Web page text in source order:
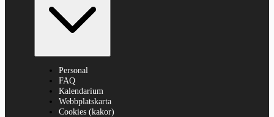
Personal
FAQ
Kalendarium
Webbplatskarta
Cookies (kakor)